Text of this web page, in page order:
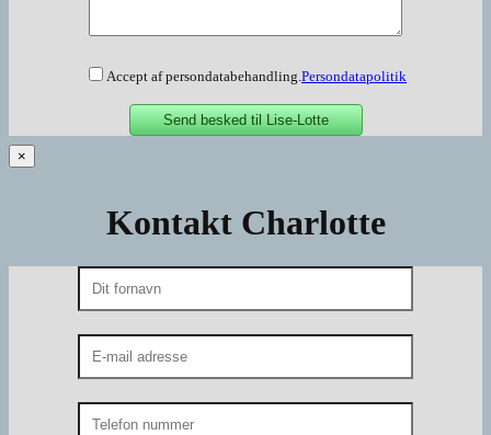
Accept af persondatabehandling.Persondatapolitik
×
Kontakt Charlotte